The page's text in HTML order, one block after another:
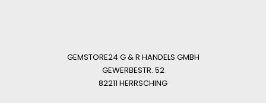
GEMSTORE24 G & R HANDELS GMBH
GEWERBESTR. 52
82211 HERRSCHING